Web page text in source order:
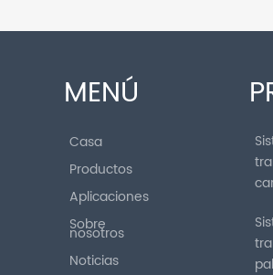
MENÚ
Casa
Productos
Aplicaciones
Sobre
nosotros
Noticias